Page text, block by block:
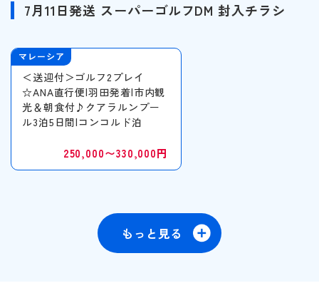
7月11日発送 スーパーゴルフDM 封入チラシ
マレーシア
＜送迎付＞ゴルフ2プレイ
☆ANA直行便|羽田発着|市内観
光＆朝食付♪クアラルンプー
ル3泊5日間|コンコルド泊
250,000〜330,000円
もっと見る
日 月 火
1
22 23 24
スポーツ体験 / 観戦
スポーツ観戦
ゴルフ
その他テーマ
グルメ